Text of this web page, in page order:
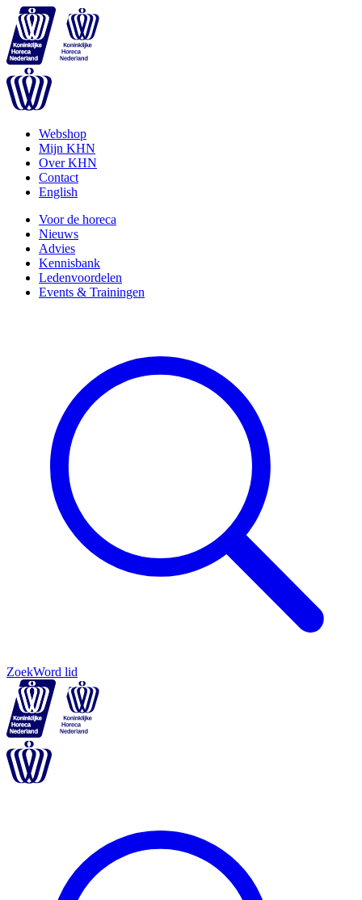
Webshop
Mijn KHN
Over KHN
Contact
English
Voor de horeca
Nieuws
Advies
Kennisbank
Ledenvoordelen
Events & Trainingen
ZoekWord lid